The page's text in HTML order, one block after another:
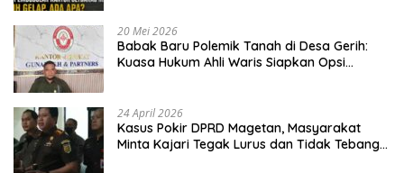
20 Mei 2026
Babak Baru Polemik Tanah di Desa Gerih:
Kuasa Hukum Ahli Waris Siapkan Opsi
24 April 2026
Kasus Pokir DPRD Magetan, Masyarakat
Minta Kajari Tegak Lurus dan Tidak Tebang